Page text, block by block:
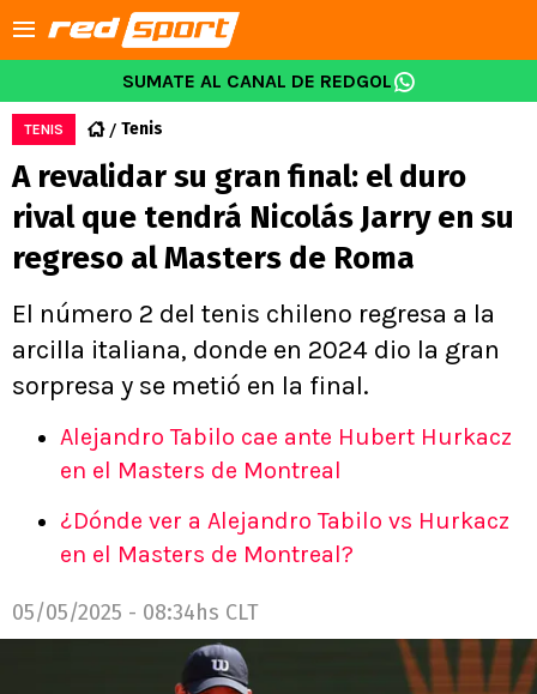
SUMATE AL CANAL DE REDGOL
TENIS Tenis
A revalidar su gran final: el duro
rival que tendrá Nicolás Jarry en su
regreso al Masters de Roma
El número 2 del tenis chileno regresa a la
arcilla italiana, donde en 2024 dio la gran
sorpresa y se metió en la final.
Alejandro Tabilo cae ante Hubert Hurkacz
en el Masters de Montreal
¿Dónde ver a Alejandro Tabilo vs Hurkacz
en el Masters de Montreal?
05/05/2025 - 08:34hs CLT